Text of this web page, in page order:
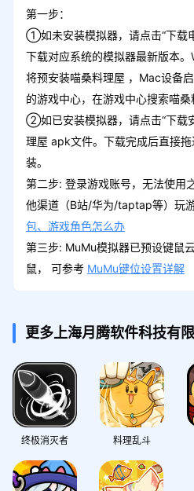
第一步：
①如未安装模拟器，请点击“下载
下载对应系统的模拟器最新版本
将预安装喵桑料理屋 ，Mac设备
的游戏中心，在游戏中心搜索喵桑
②如已安装模拟器，请点击“下载
理屋 apk文件。下载完成后直接
装。
第二步: 登录游戏账号，无法使用
他渠道（B站/华为/taptap等）玩
包、游戏角色怎么办
第三步: MuMu模拟器已预设键鼠
鼠， 可参考 MuMu键位设置详解
更多上海月腾软件科技有
终极消灭者 料理乱斗